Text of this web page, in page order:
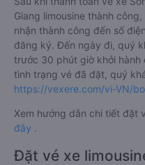
Giang limousine thành
nhận thành công đến số
đăng ký. Đến ngày đi, quý
trước 30 phút giờ khởi hành
tình trạng vé đã đặt, quý
https://vexere.com/vi-VN/
Xem hướng dẫn chi tiết đặt
đây .
Đặt vé xe